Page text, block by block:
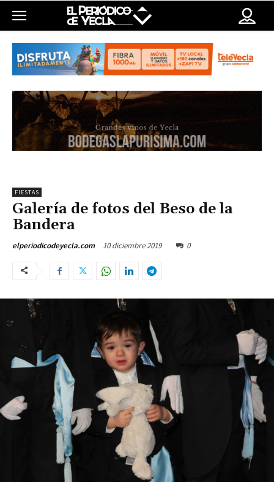
FIESTAS
Galería de fotos del Beso de la
Bandera
elperiodicodeyecla.com 10 diciembre 2019 0